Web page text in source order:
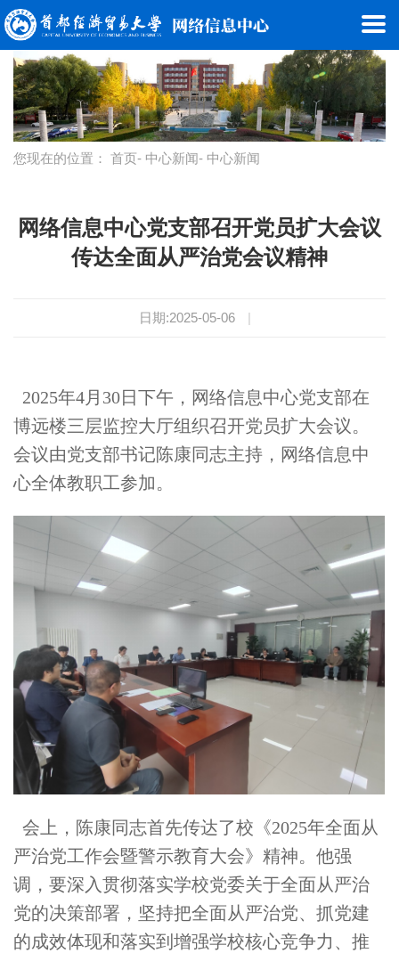
您现在的位置： 首页- 中心新闻- 中心新闻
网络信息中心党支部召开党员扩大会议
传达全面从严治党会议精神
日期:2025-05-06 |
2025年4月30日下午，网络信息中心党支部在
博远楼三层监控大厅组织召开党员扩大会议。
会议由党支部书记陈康同志主持，网络信息中
心全体教职工参加。
会上，陈康同志首先传达了校《2025年全面从
严治党工作会暨警示教育大会》精神。他强
调，要深入贯彻落实学校党委关于全面从严治
党的决策部署，坚持把全面从严治党、抓党建
的成效体现和落实到增强学校核心竞争力、推